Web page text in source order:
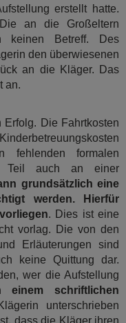
erstellt hatte.
an die Großeltern
keinen Betreff. Des
den überwiesenen
an die Kläger. Das
an.
Die Fahrtkosten
fehlenden formalen
Teil auch an einer
grundsätzlich eine
werden. Hierfür
. Dies ist eine
vorlag. Die von den
Erläuterungen sind
keine Quittung dar.
wer die Aufstellung
einem schriftlichen
unterschrieben
dass die Kläger ihren